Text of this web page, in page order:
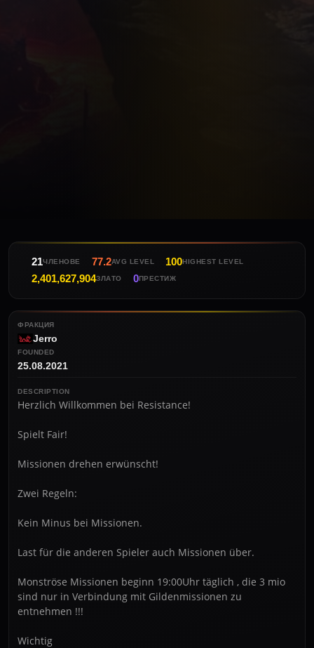
21ЧЛЕНОВЕ 77.2AVG LEVEL 100HIGHEST LEVEL
2,401,627,904ЗЛАТО 0ПРЕСТИЖ
ФРАКЦИЯ
Jerro
FOUNDED
25.08.2021
DESCRIPTION
Herzlich Willkommen bei Resistance!
Spielt Fair!
Missionen drehen erwünscht!
Zwei Regeln:
Kein Minus bei Missionen.
Last für die anderen Spieler auch Missionen über.
Monströse Missionen beginn 19:00Uhr täglich , die 3 mio
sind nur in Verbindung mit Gildenmissionen zu
entnehmen !!!
Wichtig